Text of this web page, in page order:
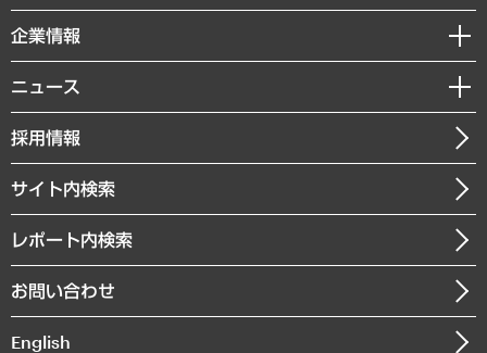
共生・ダイバーシティ
GRC（ガバナンス・リスク・コンプライアンス）・防災（政策）
経済・産業・雇用・労働
まちづくり・観光・交通・スポーツ・スマートシティ
自然資源・農林水産業・食料システム
レポート
コラム
経営用語集
受託・受注実績（官公庁関連）
メディア掲載・出演
セミナー・イベント情報
MUFGビジネスセミナー
受託案件情報
企業情報
私たちの想い
社長メッセージ
会社概要
沿革
組織図・本部部室紹介
インドネシア現地法人
ニュース
ニュースリリース
お知らせ
採用情報
サイト内検索
レポート内検索
お問い合わせ
English